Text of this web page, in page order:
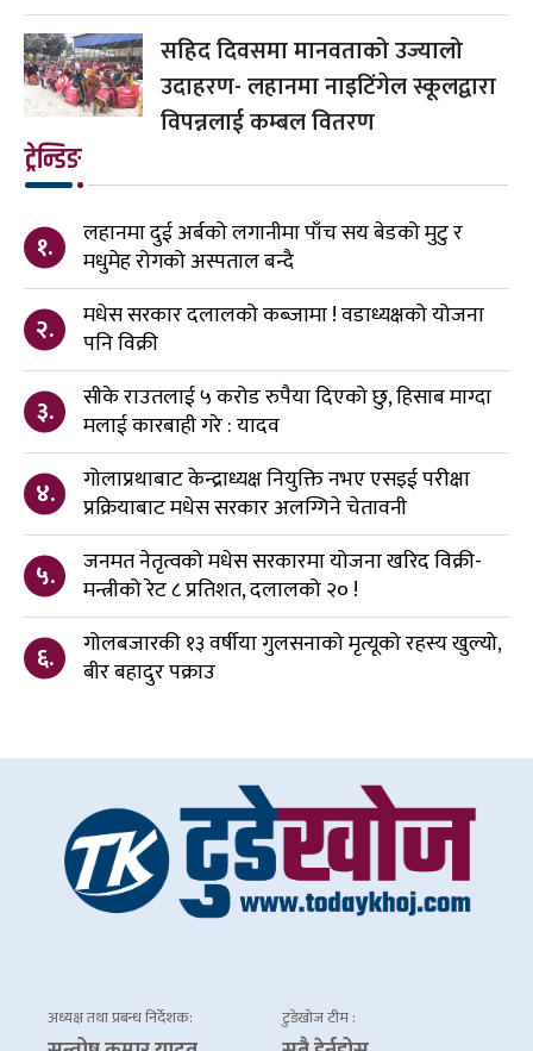
सहिद दिवसमा मानवताको उज्यालो
उदाहरण- लहानमा नाइटिंगेल स्कूलद्वारा
विपन्नलाई कम्बल वितरण
ट्रेन्डिङ
१.
लहानमा दुई अर्बको लगानीमा पाँच सय बेडको मुटु र
मधुमेह रोगको अस्पताल बन्दै
२.
मधेस सरकार दलालको कब्जामा ! वडाध्यक्षको योजना
पनि विक्री
३.
सीके राउतलाई ५ करोड रुपैया दिएको छु, हिसाब माग्दा
मलाई कारबाही गरे : यादव
४.
गोलाप्रथाबाट केन्द्राध्यक्ष नियुक्ति नभए एसइई परीक्षा
प्रक्रियाबाट मधेस सरकार अलग्गिने चेतावनी
५.
जनमत नेतृत्वको मधेस सरकारमा योजना खरिद विक्री-
मन्त्रीको रेट ८ प्रतिशत, दलालको २० !
६.
गोलबजारकी १३ वर्षीया गुलसनाको मृत्यूको रहस्य खुल्यो,
बीर बहादुर पक्राउ
अध्यक्ष तथा प्रबन्ध निर्देशक: टुडेखोज टीम :